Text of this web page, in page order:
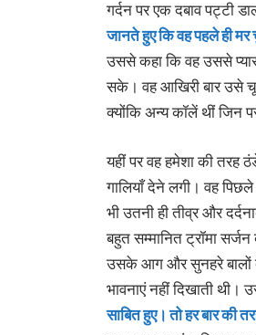
गर्दन पर एक दबाव पट्टी
जानते हुए कि वह पहले ही
उससे कहा कि वह उससे
सके। वह आखिरी बार उसे
क्योंकि अन्य कॉलें थीं जिन
यहीं पर वह हमेशा की तरह
गालियाँ देने लगी। वह
भी उतनी ही तीव्र और
बहुत सम्मानित ट्रॉमा
उसके आग और सुनहरे बालों
भावनाएं नहीं दिखाती
साबित हुए। तो हर बार की